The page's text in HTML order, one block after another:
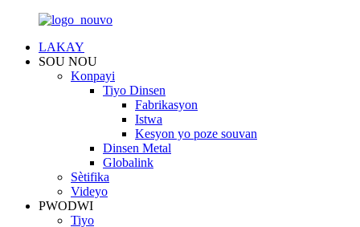
LAKAY
SOU NOU
Konpayi
Tiyo Dinsen
Fabrikasyon
Istwa
Kesyon yo poze souvan
Dinsen Metal
Globalink
Sètifika
Videyo
PWODWI
Tiyo